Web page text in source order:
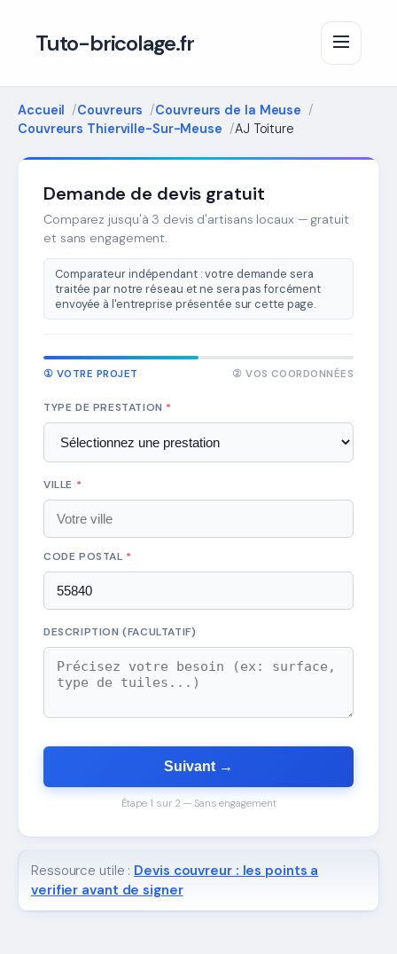
Tuto-bricolage.fr
Accueil Couvreurs
Couvreurs de la Meuse
Couvreurs Thierville-Sur-Meuse
AJ Toiture
Demande de devis gratuit
Comparez jusqu'à 3 devis d'artisans locaux — gratuit
et sans engagement.
Comparateur indépendant : votre demande sera
traitée par notre réseau et ne sera pas forcément
envoyée à l'entreprise présentée sur cette page.
① VOTRE PROJET ② VOS COORDONNÉES
TYPE DE PRESTATION *
VILLE *
CODE POSTAL *
DESCRIPTION (FACULTATIF)
Suivant →
Étape 1 sur 2 — Sans engagement
Ressource utile : Devis couvreur : les points a
verifier avant de signer